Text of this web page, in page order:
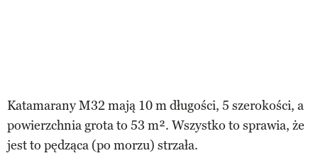
Katamarany M32 mają 10 m długości, 5 szerokości, a
powierzchnia grota to 53 m². Wszystko to sprawia, że
jest to pędząca (po morzu) strzała.